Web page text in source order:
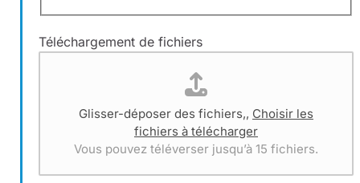
Téléchargement de fichiers
Glisser-déposer des fichiers,, Choisir les
fichiers à télécharger
Vous pouvez téléverser jusqu’à 15 fichiers.